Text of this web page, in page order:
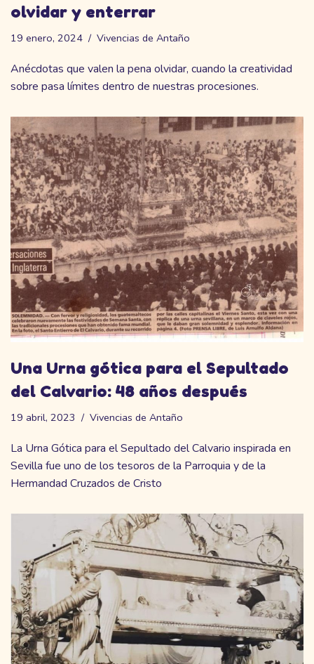
olvidar y enterrar
19 enero, 2024 Vivencias de Antaño
Anécdotas que valen la pena olvidar, cuando la creatividad
sobre pasa límites dentro de nuestras procesiones.
Una Urna gótica para el Sepultado
del Calvario: 48 años después
19 abril, 2023 Vivencias de Antaño
La Urna Gótica para el Sepultado del Calvario inspirada en
Sevilla fue uno de los tesoros de la Parroquia y de la
Hermandad Cruzados de Cristo